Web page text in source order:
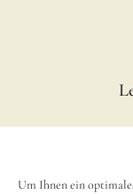
Um Ihnen ein